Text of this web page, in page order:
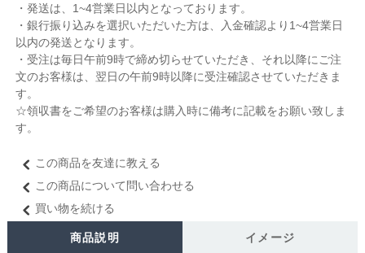
・発送は、1~4営業日以内となっております。
・銀行振り込みを選択いただいた方は、入金確認より1~4営業日
以内の発送となります。
・受注は毎日午前9時で締め切らせていただき、それ以降にご注
文のお客様は、翌日の午前9時以降に受注確認させていただきま
す。
☆領収書をご希望のお客様は購入時に備考に記載をお願い致しま
す。
この商品を友達に教える
この商品について問い合わせる
買い物を続ける
商品説明 イメージ